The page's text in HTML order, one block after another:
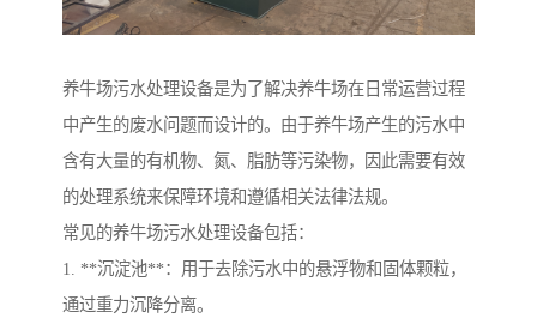
养牛场污水处理设备是为了解决养牛场在日常运营过程
中产生的废水问题而设计的。由于养牛场产生的污水中
含有大量的有机物、氮、脂肪等污染物，因此需要有效
的处理系统来保障环境和遵循相关法律法规。
常见的养牛场污水处理设备包括：
1. **沉淀池**：用于去除污水中的悬浮物和固体颗粒，
通过重力沉降分离。